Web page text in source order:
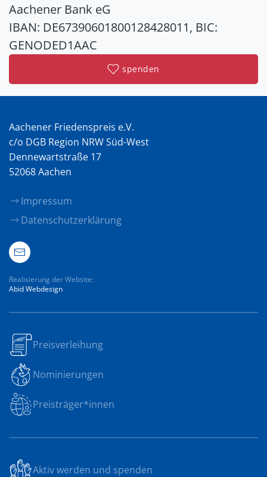
Aachener Bank eG
IBAN: DE67390601800128428011, BIC:
GENODED1AAC
spenden
Aachener Friedenspreis e.V.
c/o DGB Region NRW Süd-West
Dennewartstraße 17
52068 Aachen
Impressum
Datenschutzerklärung
Realisierung der Website:
Abid Webdesign
Preisverleihung
Nominierungen
Preisträger*innen
Aktiv werden und spenden